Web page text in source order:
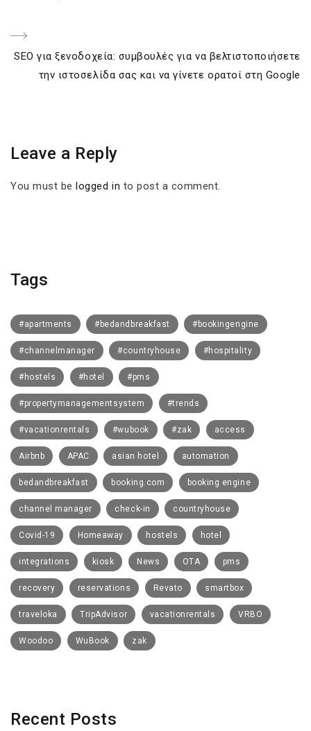
Next
SEO για ξενοδοχεία: συμβουλές για να βελτιστοποιήσετε
την ιστοσελίδα σας και να γίνετε ορατοί στη Google
Leave a Reply
You must belogged in to post a comment.
Tags
#apartments #bedandbreakfast #bookingengine
#channelmanager #countryhouse #hospitality
#hostels #hotel #pms
#propertymanagementsystem #trends
#vacationrentals #wubook #zak access
Airbnb APAC asian hotel automation
bedandbreakfast booking.com booking engine
channel manager check-in countryhouse
Covid-19 Homeaway hostels hotel
integrations kiosk News OTA pms
recovery reservations Revato smartbox
traveloka TripAdvisor vacationrentals VRBO
Woodoo WuBook zak
Recent Posts